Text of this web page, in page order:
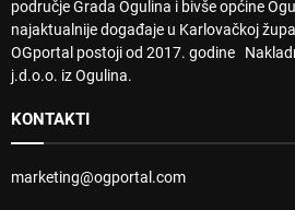
područje Grada Ogulina i bivše općine
najaktualnije događaje u Karlovačkoj
OGportal postoji od 2017. godine
j.d.o.o. iz Ogulina.
KONTAKTI
marketing@ogportal.com